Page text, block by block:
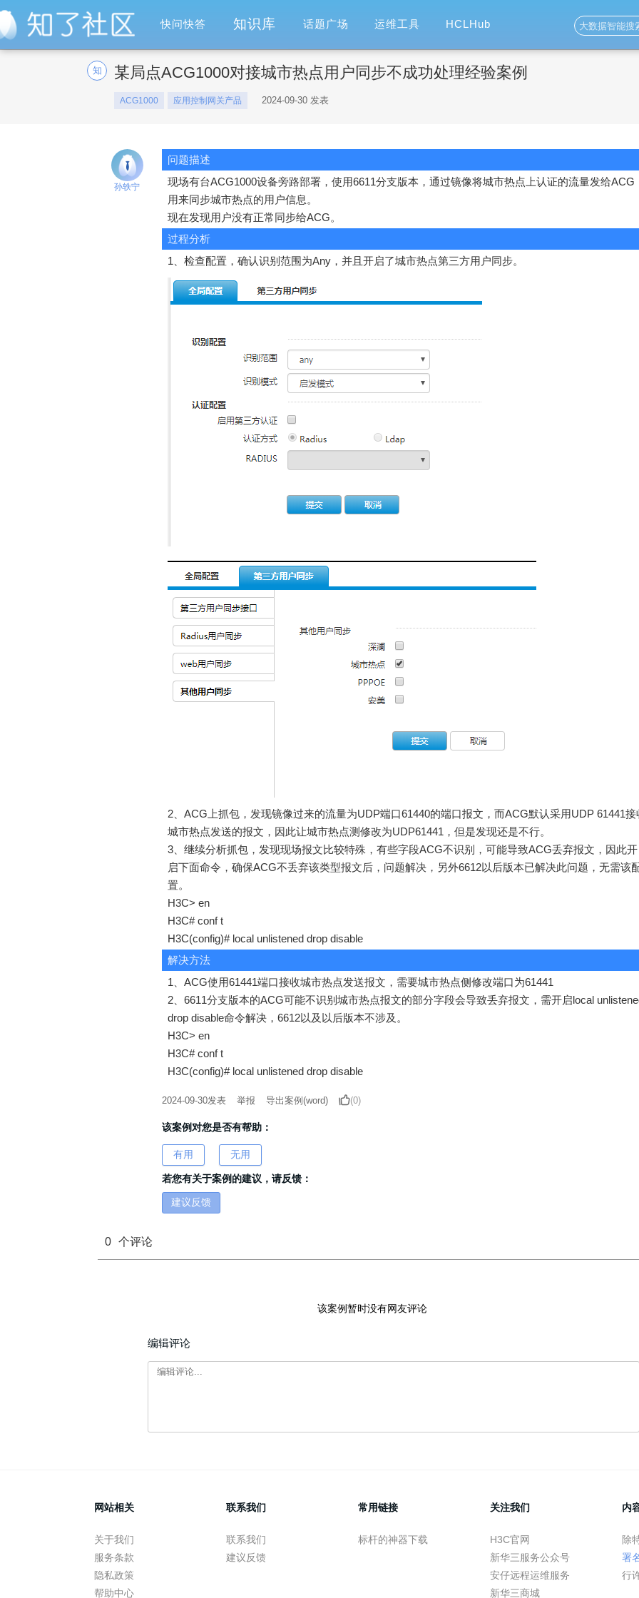
快问快答 知识库 话题广场 运维工具 HCLHub
知 某局点ACG1000对接城市热点用户同步不成功处理经验案例
ACG1000 应用控制网关产品 2024-09-30 发表
孙轶宁
问题描述
现场有台ACG1000设备旁路部署，使用6611分支版本，通过镜像将城市热点上认证的流量发给ACG
用来同步城市热点的用户信息。
现在发现用户没有正常同步给ACG。
过程分析
1、检查配置，确认识别范围为Any，并且开启了城市热点第三方用户同步。
2、ACG上抓包，发现镜像过来的流量为UDP端口61440的端口报文，而ACG默认采用UDP 61441接
城市热点发送的报文，因此让城市热点测修改为UDP61441，但是发现还是不行。
3、继续分析抓包，发现现场报文比较特殊，有些字段ACG不识别，可能导致ACG丢弃报文，因此开
启下面命令，确保ACG不丢弃该类型报文后，问题解决，另外6612以后版本已解决此问题，无需该
置。
H3C> en
H3C# conf t
H3C(config)# local unlistened drop disable
解决方法
1、ACG使用61441端口接收城市热点发送报文，需要城市热点侧修改端口为61441
2、6611分支版本的ACG可能不识别城市热点报文的部分字段会导致丢弃报文，需开启local
drop disable命令解决，6612以及以后版本不涉及。
H3C> en
H3C# conf t
H3C(config)# local unlistened drop disable
2024-09-30发表 举报 导出案例(word) (0)
该案例对您是否有帮助：
有用 无用
若您有关于案例的建议，请反馈：
建议反馈
0 个评论
该案例暂时没有网友评论
编辑评论
网站相关
关于我们
服务条款
隐私政策
帮助中心
联系我们
联系我们
建议反馈
常用链接
标杆的神器下载
关注我们
H3C官网
新华三服务公众号
安仔远程运维服务
新华三商城
内
除
署
行